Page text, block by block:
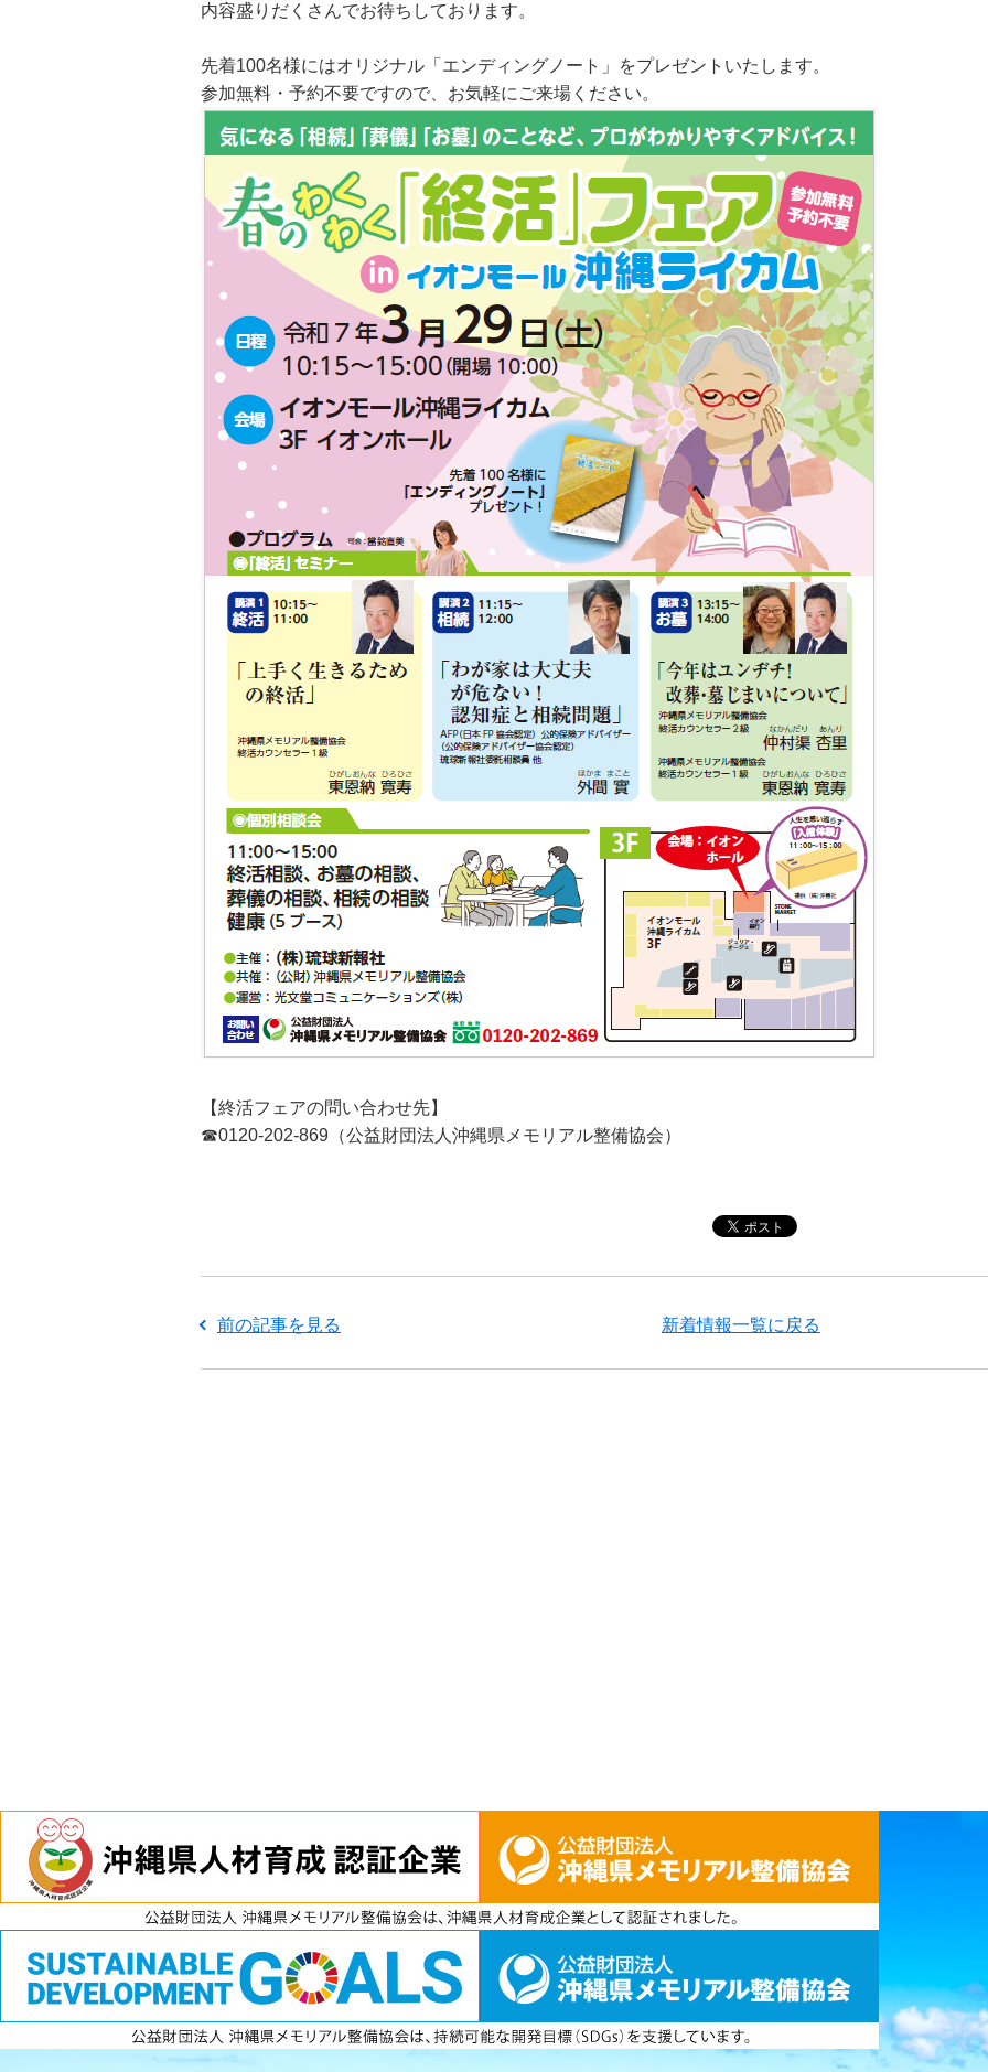
内容盛りだくさんでお待ちしております。
先着100名様にはオリジナル「エンディングノート」をプレゼントいたします。
参加無料・予約不要ですので、お気軽にご来場ください。
【終活フェアの問い合わせ先】
☎0120-202-869（公益財団法人沖縄県メモリアル整備協会）
前の記事を見る 新着情報一覧に戻る
電話
資料請求
無料見積もり